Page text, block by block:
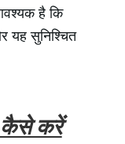
है कि
यह सुनिश्चित
कैसे करें